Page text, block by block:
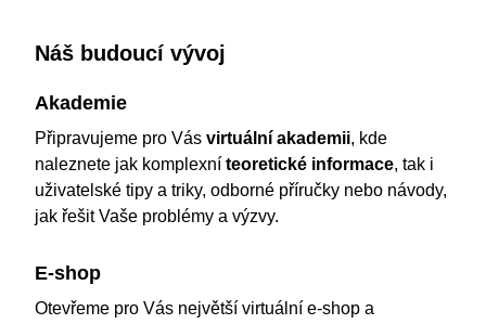
Náš budoucí vývoj
Akademie
Připravujeme pro Vás virtuální akademii, kde
naleznete jak komplexní teoretické informace, tak i
uživatelské tipy a triky, odborné příručky nebo návody,
jak řešit Vaše problémy a výzvy.
E-shop
Otevřeme pro Vás největší virtuální e-shop a